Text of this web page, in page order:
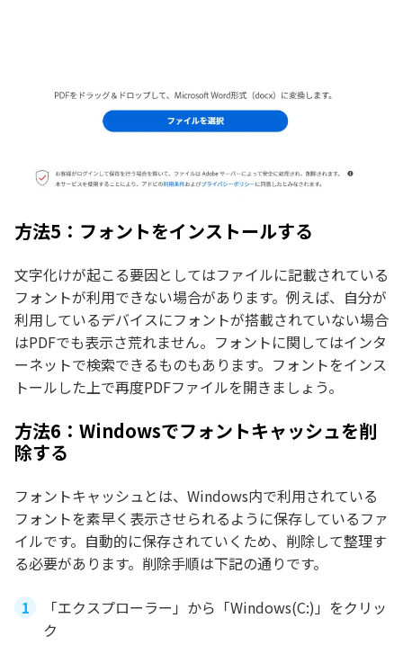
方法5：フォントをインストールする
文字化けが起こる要因としてはファイルに記載されている
フォントが利用できない場合があります。例えば、自分が
利用しているデバイスにフォントが搭載されていない場合
はPDFでも表示さ荒れません。フォントに関してはインタ
ーネットで検索できるものもあります。フォントをインス
トールした上で再度PDFファイルを開きましょう。
方法6：Windowsでフォントキャッシュを削
除する
フォントキャッシュとは、Windows内で利用されている
フォントを素早く表示させられるように保存しているファ
イルです。自動的に保存されていくため、削除して整理す
る必要があります。削除手順は下記の通りです。
「エクスプローラー」から「Windows(C:)」をクリッ
ク